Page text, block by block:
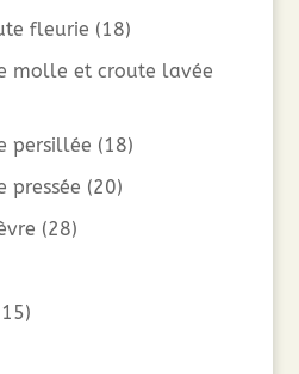
fleurie (18)
molle et croute lavée
persillée (18)
pressée (20)
(28)